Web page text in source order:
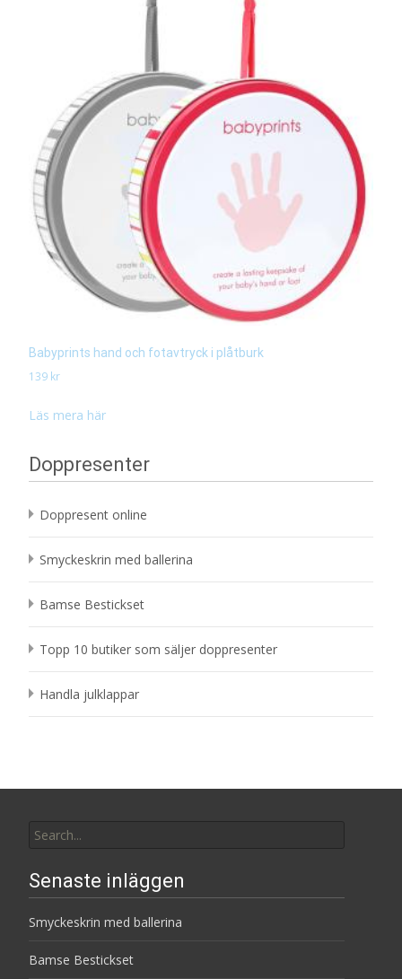
Babyprints hand och fotavtryck i plåtburk
139 kr
Läs mera här
Doppresenter
Doppresent online
Smyckeskrin med ballerina
Bamse Bestickset
Topp 10 butiker som säljer doppresenter
Handla julklappar
for:
Senaste inläggen
Smyckeskrin med ballerina
Bamse Bestickset